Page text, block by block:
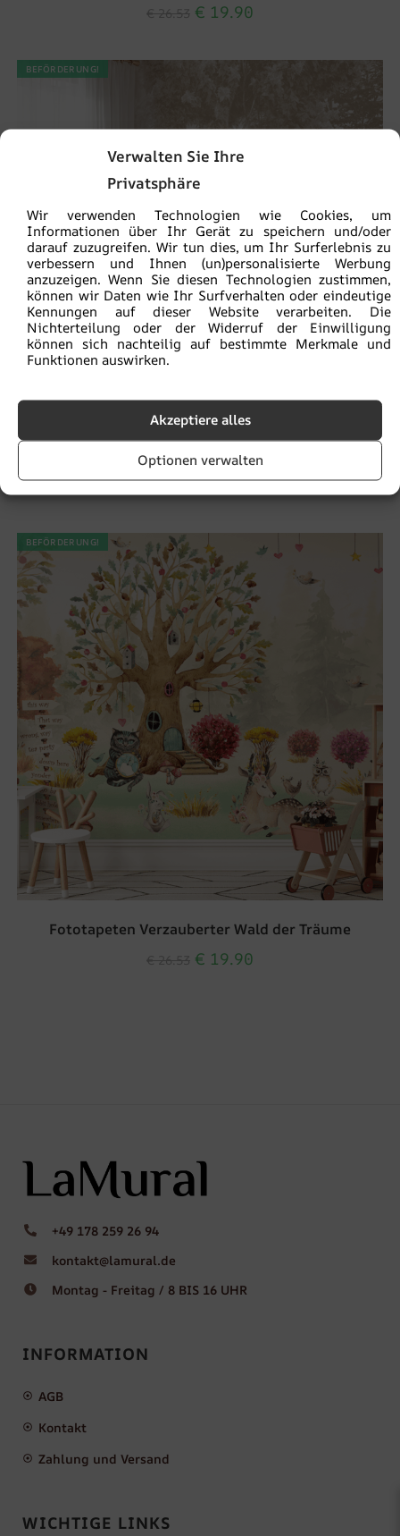
Verwalten Sie Ihre
Privatsphäre
Wir verwenden Technologien wie Cookies, um
Informationen über Ihr Gerät zu speichern und/oder
darauf zuzugreifen. Wir tun dies, um Ihr Surferlebnis zu
verbessern und Ihnen (un)personalisierte Werbung
anzuzeigen. Wenn Sie diesen Technologien zustimmen,
können wir Daten wie Ihr Surfverhalten oder eindeutige
Kennungen auf dieser Website verarbeiten. Die
Nichterteilung oder der Widerruf der Einwilligung
können sich nachteilig auf bestimmte Merkmale und
Funktionen auswirken.
Akzeptiere alles
Optionen verwalten
€ 19.90
BEFÖRDERUNG!
Fototapeten Grün Grau
€26.53 €19.90
BEFÖRDERUNG!
Fototapeten Verzauberter Wald der Träume
€ 19.90
+49 178 259 26 94
kontakt@lamural.de
Montag - Freitag / 8 BIS 16 UHR
INFORMATION
AGB
Kontakt
Zahlung und Versand
WICHTIGE LINKS